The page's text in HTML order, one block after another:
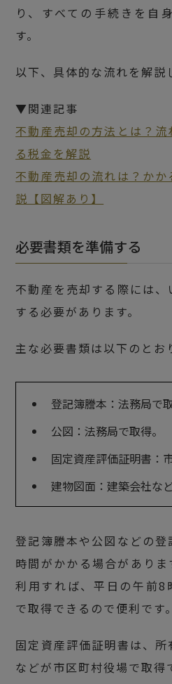
り、すべての手続きを自
す。
以下、具体的な流れを解説
▼関連記事
不動産売却の方法とは？
る税金を解説
不動産売却の流れは？か
説【図解あり】
必要書類を準備する
不動産を売却する際には
する必要があります。
主な必要書類は以下のとお
登記簿謄本：法務局で
公図：法務局で取得。
固定資産評価証明書：
建物図面：建築会社な
登記簿謄本や公図などの
時間がかかる場合があり
利用すれば、平日の午前
で取得できるので便利です。
固定資産評価証明書は、
などが市区町村役場で取得